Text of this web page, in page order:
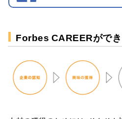
Forbes CAREERがで